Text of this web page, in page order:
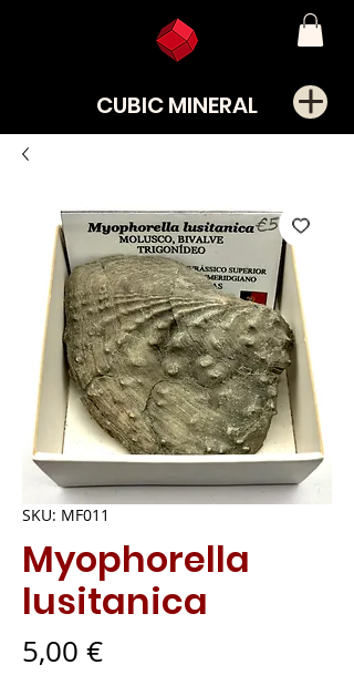
CUBIC MINERAL
SKU: MF011
Myophorella
lusitanica
5,00 €Preço